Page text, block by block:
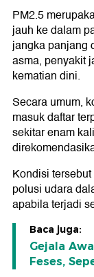
PM2.5
jauh ke dalam
jangka panjang
asma, penyakit
kematian dini.
Secara umum,
masuk daftar
sekitar enam
Kondisi
polusi udara
apabila terjadi
Baca juga:
Gejala
Feses,